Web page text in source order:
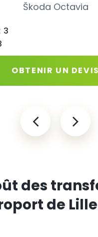
Škoda Octavia
3
OBTENIR UN DEVIS
des
de